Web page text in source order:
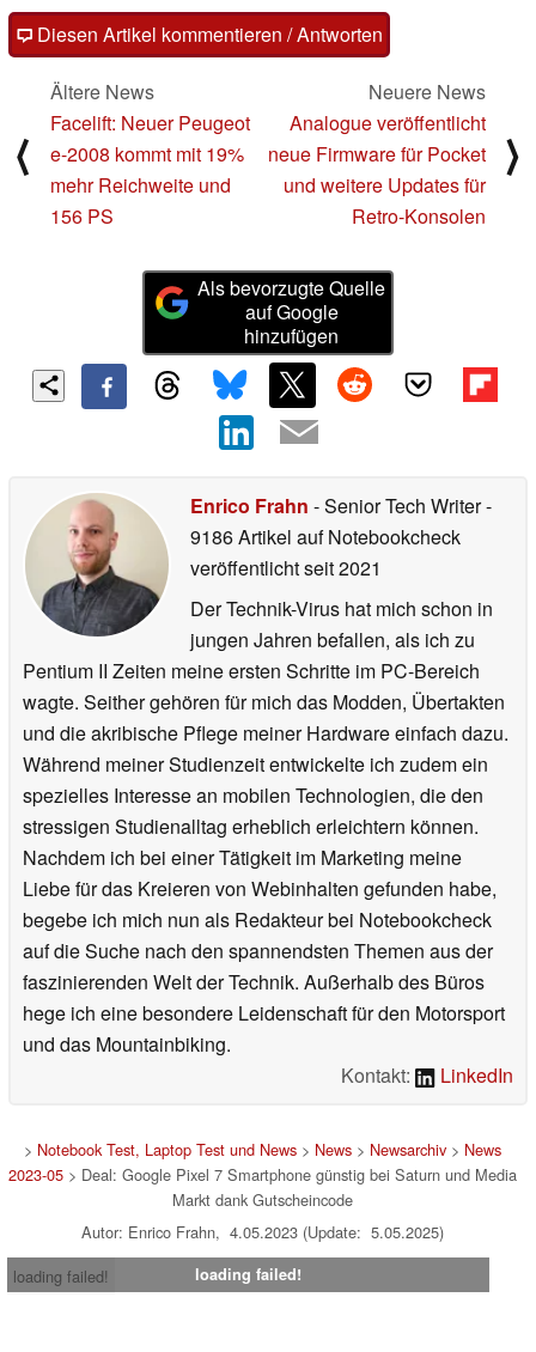
Diesen Artikel kommentieren / Antworten
⟨
Ältere News
Facelift: Neuer Peugeot
e-2008 kommt mit 19%
mehr Reichweite und
156 PS
Neuere News
Analogue veröffentlicht
neue Firmware für Pocket
und weitere Updates für
Retro-Konsolen
⟩
Als bevorzugte Quelle
auf Google
hinzufügen
Enrico Frahn - Senior Tech Writer-
9186 Artikel auf Notebookcheck
veröffentlichtseit 2021
Der Technik-Virus hat mich schon in
jungen Jahren befallen, als ich zu
Pentium II Zeiten meine ersten Schritte im PC-Bereich
wagte. Seither gehören für mich das Modden, Übertakten
und die akribische Pflege meiner Hardware einfach dazu.
Während meiner Studienzeit entwickelte ich zudem ein
spezielles Interesse an mobilen Technologien, die den
stressigen Studienalltag erheblich erleichtern können.
Nachdem ich bei einer Tätigkeit im Marketing meine
Liebe für das Kreieren von Webinhalten gefunden habe,
begebe ich mich nun als Redakteur bei Notebookcheck
auf die Suche nach den spannendsten Themen aus der
faszinierenden Welt der Technik. Außerhalb des Büros
hege ich eine besondere Leidenschaft für den Motorsport
und das Mountainbiking.
Kontakt:
LinkedIn
> Notebook Test, Laptop Test und News> News> Newsarchiv> News
2023-05> Deal: Google Pixel 7 Smartphone günstig bei Saturn und Media
Markt dank Gutscheincode
Autor: Enrico Frahn, 4.05.2023 (Update: 5.05.2025)
loading failed!
loading failed!